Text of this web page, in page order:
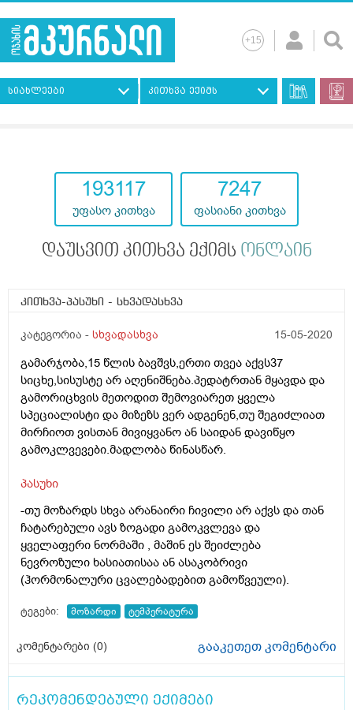
სიახლეები კითხვა ექიმს
193117
უფასო კითხვა
7247
ფასიანი კითხვა
დაუსვით კითხვა ექიმს ონლაინ
კითხვა-პასუხი - სხვადასხვა
კატეგორია - სხვადასხვა 15-05-2020
გამარჯობა,15 წლის ბავშვს,ერთი თვეა აქვს37
სიცხე,სისუსტე არ აღენიშნება.პედატრთან მყავდა და
გამორიცხვის მეთოდით შემოვიარეთ ყველა
სპეციალისტი და მიზეზს ვერ ადგენენ,თუ შეგიძლიათ
მირჩიოთ ვისთან მივიყვანო ან საიდან დავიწყო
გამოკლვევები.მადლობა წინასწარ.
პასუხი
-თუ მოზარდს სხვა არანაირი ჩივილი არ აქვს და თან
ჩატარებული ავს ზოგადი გამოკვლევა და
ყველაფერი ნორმაში , მაშინ ეს შეიძლება
ნევროზული ხასიათისაა ან ასაკობრივი
(ჰორმონალური ცვალებადებით გამოწვეული).
ტეგები: მოზარდი ტემპერატურა
კომენტარები (0) გააკეთეთ კომენტარი
რეკომენდებული ექიმები